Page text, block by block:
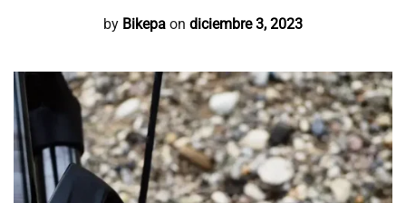
by Bikepa on diciembre 3, 2023